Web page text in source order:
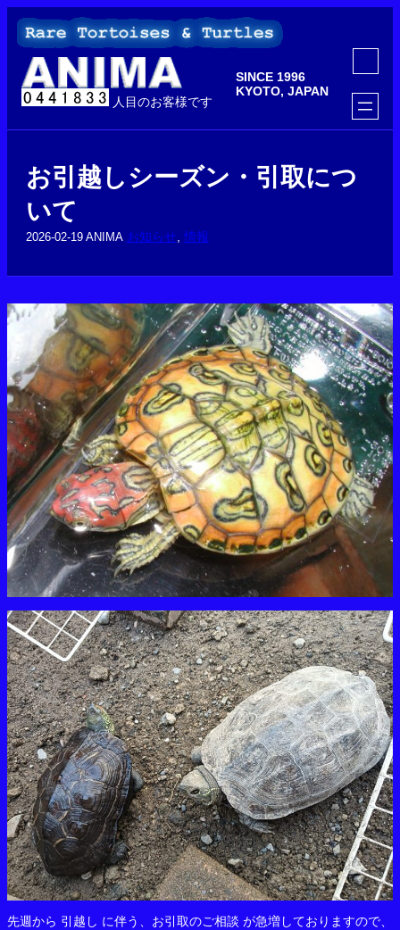
を
人目のお客様です
SINCE 1996
KYOTO, JAPAN
ア
コ
ン
リ
ン
ク
お引越しシーズン・引取につ
いて
2026-02-19 ANIMA お知らせ 情報
先週から 引越し に伴う、お引取のご相談 が急増しておりますので、